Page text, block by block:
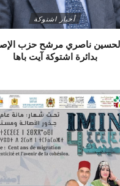
أخبار اشتوكة
ناصري مرشح حزب
بدائرة اشتوكة آيت باها